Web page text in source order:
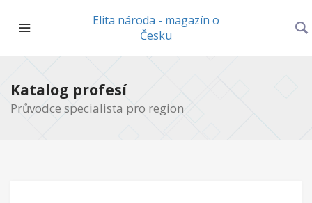
Elita národa - magazín o
Česku
Katalog profesí
Průvodce specialista pro region